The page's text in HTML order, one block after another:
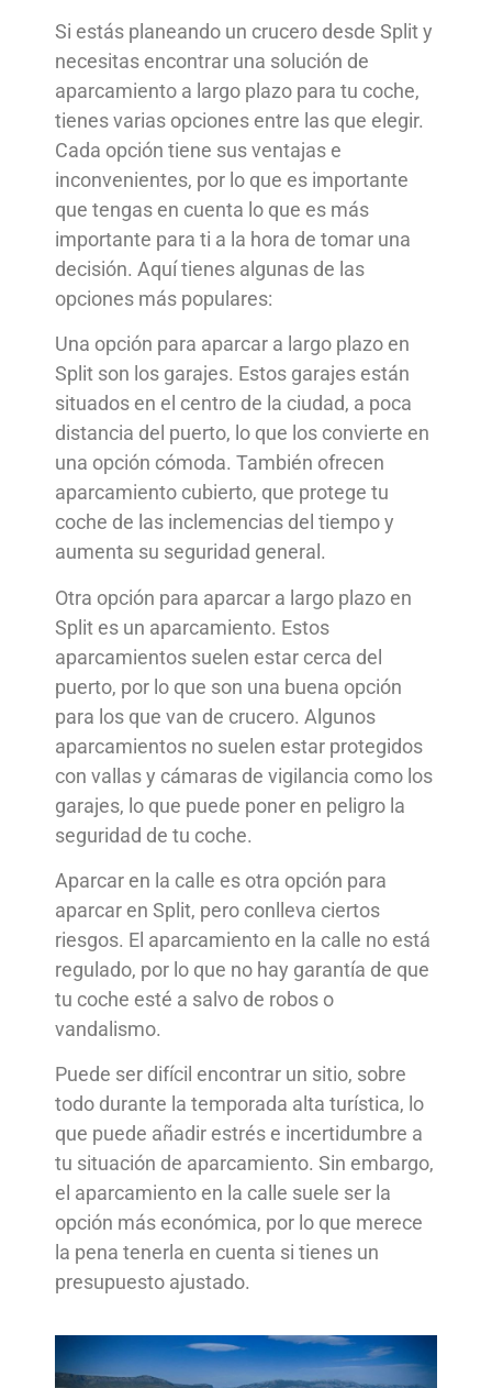
Si estás planeando un crucero desde Split y
necesitas encontrar una solución de
aparcamiento a largo plazo para tu coche,
tienes varias opciones entre las que elegir.
Cada opción tiene sus ventajas e
inconvenientes, por lo que es importante
que tengas en cuenta lo que es más
importante para ti a la hora de tomar una
decisión. Aquí tienes algunas de las
opciones más populares:
Una opción para aparcar a largo plazo en
Split son los garajes. Estos garajes están
situados en el centro de la ciudad, a poca
distancia del puerto, lo que los convierte en
una opción cómoda. También ofrecen
aparcamiento cubierto, que protege tu
coche de las inclemencias del tiempo y
aumenta su seguridad general.
Otra opción para aparcar a largo plazo en
Split es un aparcamiento. Estos
aparcamientos suelen estar cerca del
puerto, por lo que son una buena opción
para los que van de crucero. Algunos
aparcamientos no suelen estar protegidos
con vallas y cámaras de vigilancia como los
garajes, lo que puede poner en peligro la
seguridad de tu coche.
Aparcar en la calle es otra opción para
aparcar en Split, pero conlleva ciertos
riesgos. El aparcamiento en la calle no está
regulado, por lo que no hay garantía de que
tu coche esté a salvo de robos o
vandalismo.
Puede ser difícil encontrar un sitio, sobre
todo durante la temporada alta turística, lo
que puede añadir estrés e incertidumbre a
tu situación de aparcamiento. Sin embargo,
el aparcamiento en la calle suele ser la
opción más económica, por lo que merece
la pena tenerla en cuenta si tienes un
presupuesto ajustado.